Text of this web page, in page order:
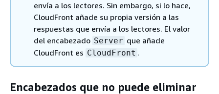
envía a los lectores. Sin embargo, si lo hace,
CloudFront añade su propia versión a las
respuestas que envía a los lectores. El valor
del encabezado Server que añade
CloudFront es CloudFront .
Encabezados que no puede eliminar